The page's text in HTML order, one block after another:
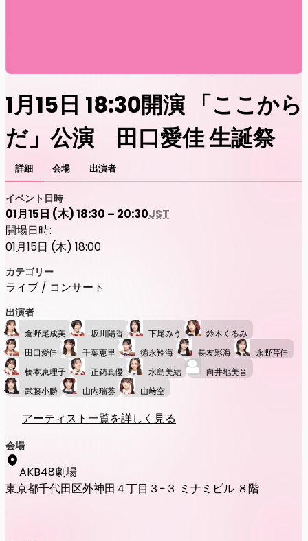
1月15日 18:30開演 「ここから
だ」公演 田口愛佳 生誕祭
詳細 会場 出演者
イベント日時
01月15日 (木) 18:30 – 20:30JST
開場日時:
01月15日 (木) 18:00
カテゴリー
ライブ / コンサート
出演者
倉野尾成美 坂川陽香 下尾みう
鈴木くるみ
田口愛佳
千葉恵里 徳永羚海 長友彩海
永野芹佳
橋本恵理子
正鋳真優 水島美結
向井地美音
武藤小麟
山内瑞葵 山﨑空
アーティスト一覧を詳しく見る
会場
AKB48劇場
東京都千代田区外神田４丁目３−３ ミナミビル ８階